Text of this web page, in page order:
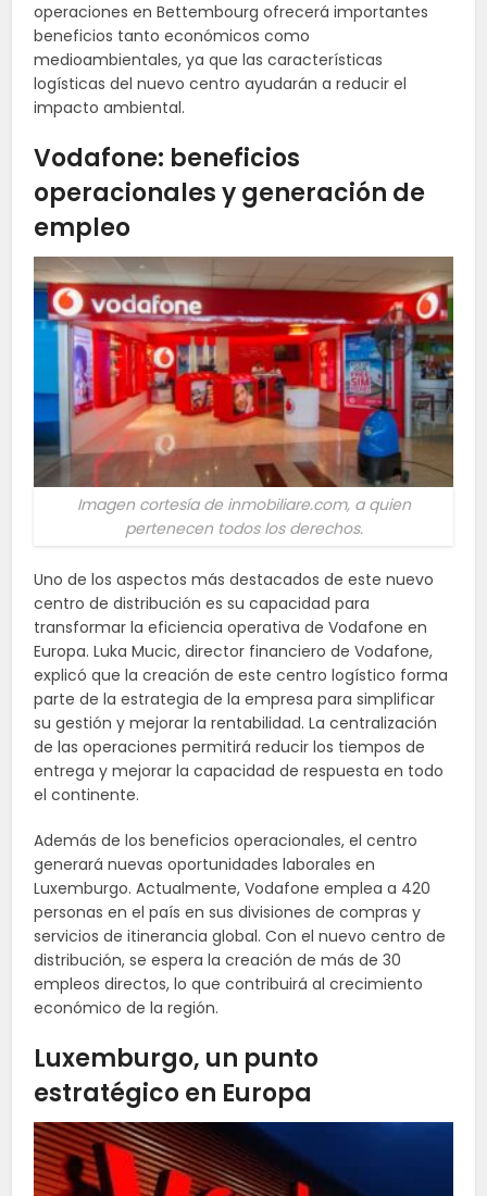
operaciones en Bettembourg ofrecerá importantes
beneficios tanto económicos como
medioambientales, ya que las características
logísticas del nuevo centro ayudarán a reducir el
impacto ambiental.
Vodafone: beneficios
operacionales y generación de
empleo
Imagen cortesía de inmobiliare.com, a quien
pertenecen todos los derechos.
Uno de los aspectos más destacados de este nuevo
centro de distribución es su capacidad para
transformar la eficiencia operativa de Vodafone en
Europa. Luka Mucic, director financiero de Vodafone,
explicó que la creación de este centro logístico forma
parte de la estrategia de la empresa para simplificar
su gestión y mejorar la rentabilidad. La centralización
de las operaciones permitirá reducir los tiempos de
entrega y mejorar la capacidad de respuesta en todo
el continente.
Además de los beneficios operacionales, el centro
generará nuevas oportunidades laborales en
Luxemburgo. Actualmente, Vodafone emplea a 420
personas en el país en sus divisiones de compras y
servicios de itinerancia global. Con el nuevo centro de
distribución, se espera la creación de más de 30
empleos directos, lo que contribuirá al crecimiento
económico de la región.
Luxemburgo, un punto
estratégico en Europa